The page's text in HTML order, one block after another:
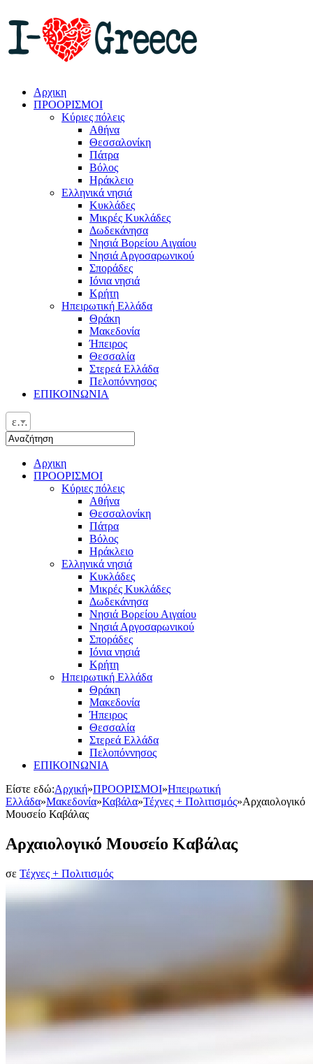
Αρχικη
ΠΡΟΟΡΙΣΜΟΙ
Κύριες πόλεις
Αθήνα
Θεσσαλονίκη
Πάτρα
Βόλος
Ηράκλειο
Ελληνικά νησιά
Κυκλάδες
Μικρές Κυκλάδες
Δωδεκάνησα
Νησιά Βορείου Αιγαίου
Νησιά Αργοσαρωνικού
Σποράδες
Ιόνια νησιά
Κρήτη
Ηπειρωτική Ελλάδα
Θράκη
Μακεδονία
Ήπειρος
Θεσσαλία
Στερεά Ελλάδα
Πελοπόννησος
ΕΠΙΚΟΙΝΩΝΙΑ
ελ
Αρχικη
ΠΡΟΟΡΙΣΜΟΙ
Κύριες πόλεις
Αθήνα
Θεσσαλονίκη
Πάτρα
Βόλος
Ηράκλειο
Ελληνικά νησιά
Κυκλάδες
Μικρές Κυκλάδες
Δωδεκάνησα
Νησιά Βορείου Αιγαίου
Νησιά Αργοσαρωνικού
Σποράδες
Ιόνια νησιά
Κρήτη
Ηπειρωτική Ελλάδα
Θράκη
Μακεδονία
Ήπειρος
Θεσσαλία
Στερεά Ελλάδα
Πελοπόννησος
ΕΠΙΚΟΙΝΩΝΙΑ
Είστε εδώ:Αρχική»ΠΡΟΟΡΙΣΜΟΙ»Ηπειρωτική
Ελλάδα»Μακεδονία»Καβάλα»Τέχνες + Πολιτισμός»Αρχαιολογικό
Μουσείο Καβάλας
Αρχαιολογικό Μουσείο Καβάλας
σε Τέχνες + Πολιτισμός